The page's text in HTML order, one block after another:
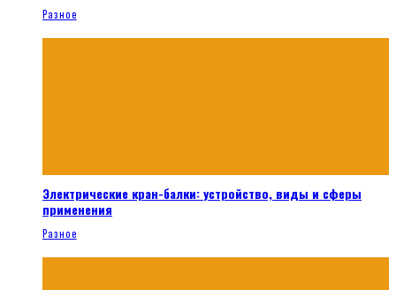
Разное
Электрические кран-балки: устройство, виды и сферы
применения
Разное